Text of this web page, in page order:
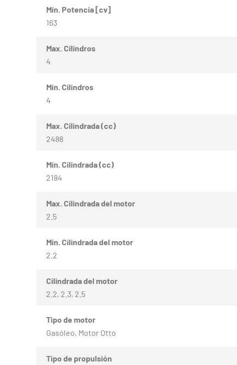
Mín. Potencia [cv]
163
Max. Cilindros
4
Mín. Cilindros
4
Max. Cilindrada (cc)
2488
Mín. Cilindrada (cc)
2184
Max. Cilindrada del motor
2.5
Mín. Cilindrada del motor
2.2
Cilindrada del motor
2.2, 2.3, 2.5
Tipo de motor
Gasóleo, Motor Otto
Tipo de propulsión